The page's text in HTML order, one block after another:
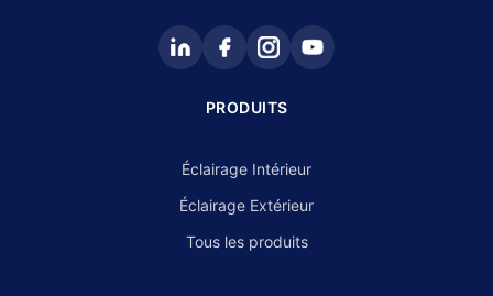
PRODUITS
Éclairage Intérieur
Éclairage Extérieur
Tous les produits